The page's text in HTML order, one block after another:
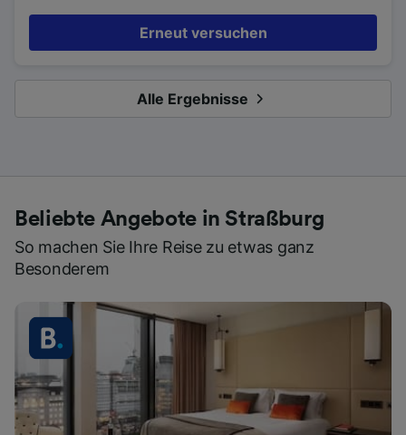
Erneut versuchen
Alle Ergebnisse
Beliebte Angebote in Straßburg
So machen Sie Ihre Reise zu etwas ganz
Besonderem